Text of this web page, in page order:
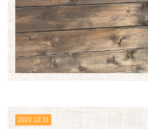
2022.12.11